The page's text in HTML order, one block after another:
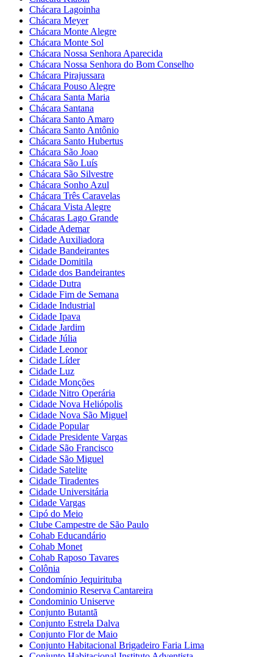
Chácara Lagoinha
Chácara Meyer
Chácara Monte Alegre
Chácara Monte Sol
Chácara Nossa Senhora Aparecida
Chácara Nossa Senhora do Bom Conselho
Chácara Pirajussara
Chácara Pouso Alegre
Chácara Santa Maria
Chácara Santana
Chácara Santo Amaro
Chácara Santo Antônio
Chácara Santo Hubertus
Chácara São Joao
Chácara São Luís
Chácara São Silvestre
Chácara Sonho Azul
Chácara Três Caravelas
Chácara Vista Alegre
Chácaras Lago Grande
Cidade Ademar
Cidade Auxiliadora
Cidade Bandeirantes
Cidade Domitila
Cidade dos Bandeirantes
Cidade Dutra
Cidade Fim de Semana
Cidade Industrial
Cidade Ipava
Cidade Jardim
Cidade Júlia
Cidade Leonor
Cidade Líder
Cidade Luz
Cidade Monções
Cidade Nitro Operária
Cidade Nova Heliópolis
Cidade Nova São Miguel
Cidade Popular
Cidade Presidente Vargas
Cidade São Francisco
Cidade São Miguel
Cidade Satelite
Cidade Tiradentes
Cidade Universitária
Cidade Vargas
Cipó do Meio
Clube Campestre de São Paulo
Cohab Educandário
Cohab Monet
Cohab Raposo Tavares
Colônia
Condomínio Jequirituba
Condominio Reserva Cantareira
Condominio Uniserve
Conjunto Butantã
Conjunto Estrela Dalva
Conjunto Flor de Maio
Conjunto Habitacional Brigadeiro Faria Lima